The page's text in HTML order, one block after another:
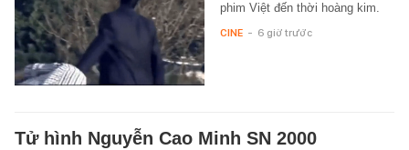
phim Việt đến thời hoàng kim.
CINE - 6 giờ trước
Tử hình Nguyễn Cao Minh SN 2000